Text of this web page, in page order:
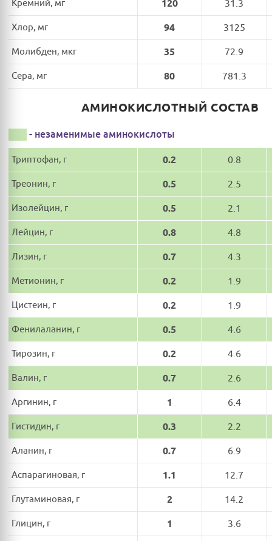
Кремний, мг 120 31.3
Хлор, мг 94 3125
Молибден, мкг 35 72.9
Сера, мг 80 781.3
АМИНОКИСЛОТНЫЙ СОСТАВ
- незаменимые аминокислоты
Триптофан, г 0.2 0.8
Треонин, г 0.5 2.5
Изолейцин, г 0.5 2.1
Лейцин, г 0.8 4.8
Лизин, г 0.7 4.3
Метионин, г 0.2 1.9
Цистеин, г 0.2 1.9
Фенилаланин, г 0.5 4.6
Тирозин, г 0.2 4.6
Валин, г 0.7 2.6
Аргинин, г 1 6.4
Гистидин, г 0.3 2.2
Аланин, г 0.7 6.9
Аспарагиновая, г 1.1 12.7
Глутаминовая, г 2 14.2
Глицин, г 1 3.6